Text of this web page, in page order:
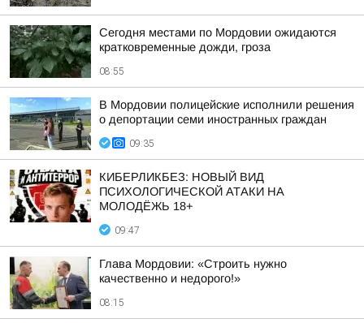
Сегодня местами по Мордовии ожидаются
кратковременные дожди, гроза
08:55
В Мордовии полицейские исполнили решения
о депортации семи иностранных граждан
09:35
КИБЕРЛИКБЕЗ: НОВЫЙ ВИД
ПСИХОЛОГИЧЕСКОЙ АТАКИ НА
МОЛОДЁЖЬ 18+
09:47
Глава Мордовии: «Строить нужно
качественно и недорого!»
08:15